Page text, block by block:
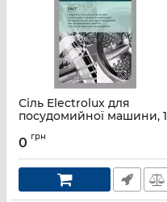
Сіль Electrolux для
посудомийної машини, 1
Артикул:
0 грн